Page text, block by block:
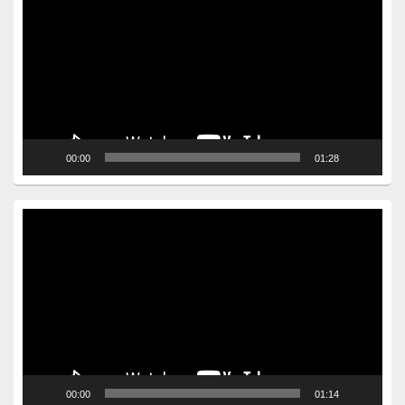
00:00 01:28
00:00 01:14